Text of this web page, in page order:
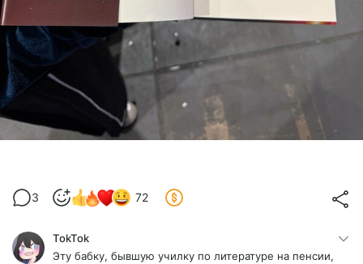
3 72
ТоkTok
Эту бабку, бывшую училку по литературе на пенсии,